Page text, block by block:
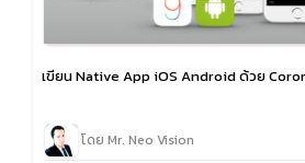
เขียน Native App iOS Android ด้วย
โดย Mr. Neo Vision